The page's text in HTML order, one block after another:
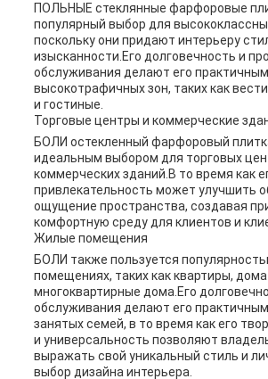
ПОЛЬНЫЕ стеклянные фарфоровые
популярный выбор для
поскольку они придают интерьеру
изысканности.Его долговечность и
обслуживания делают его
высокотрафичных зон, таких как
и гостиные.
Торговые центры и коммерческие
БОЛИ остекленный фарфоровый
идеальным выбором для торговых
коммерческих зданий.В то время как
привлекательность может улучшить
ощущение пространства, создавая
комфортную среду для клиентов и
Жилые помещения
БОЛИ также пользуется
помещениях, таких как квартиры, дома
многоквартирные дома.Его
обслуживания делают его
занятых семей, в то время как его
и универсальность позволяют
выражать свой уникальный стиль и
выбор дизайна интерьера.